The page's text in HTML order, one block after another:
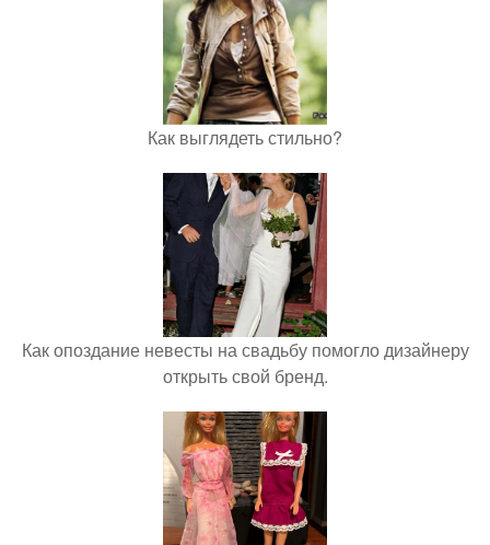
Как выглядеть стильно?
Как опоздание невесты на свадьбу помогло дизайнеру
открыть свой бренд.